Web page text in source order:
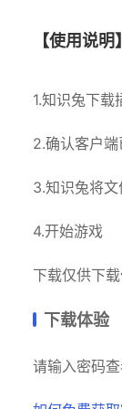
【使用说明】
1.知识兔下载
2.确认客户端
3.知识兔将
4.开始游戏
下载仅供下
下载体验
请输入密码查